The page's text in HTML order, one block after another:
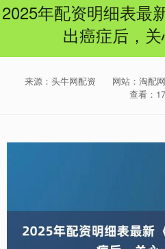
2025年配资明细表最
出癌症后，
来源：头牛网配资 网站：淘配网
查看：